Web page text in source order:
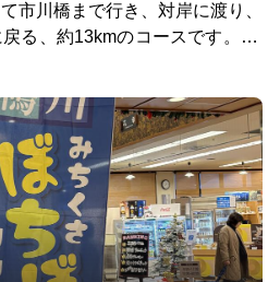
市川橋まで行き、対岸に渡り、
る、約13kmのコースです。 夕
とても綺麗です。